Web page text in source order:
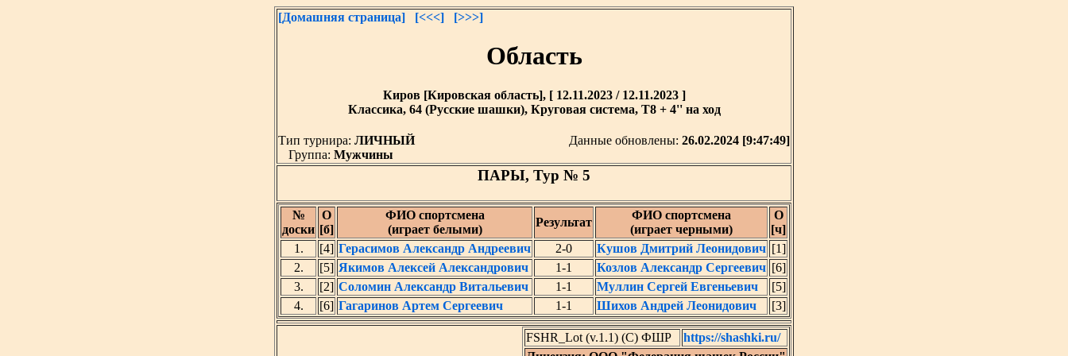
[Домашняя страница] [<<<] [>>>]
Область
Киров [Кировская область], [ 12.11.2023 / 12.11.2023 ]
Классика, 64 (Русские шашки), Круговая система, T8 + 4'' на ход
Тип турнира: ЛИЧНЫЙ Данные обновлены: 26.02.2024 [9:47:49]
Группа: Мужчины
ПАРЫ, Тур № 5
№
доски
O
[б]
ФИО спортсмена
(играет белыми)
Результат
ФИО спортсмена
(играет черными)
О
[ч]
1.
[4] Герасимов Александр Андреевич 2-0 Кушов Дмитрий Леонидович [1]
2.
[5] Якимов Алексей Александрович 1-1 Козлов Александр Сергеевич [6]
3.
[2] Соломин Александр Витальевич 1-1 Муллин Сергей Евгеньевич
[5]
4.
[6] Гагаринов Артем Сергеевич 1-1 Шихов Андрей Леонидович [3]
FSHR_Lot (v.1.1) (C) ФШР
https://shashki.ru/